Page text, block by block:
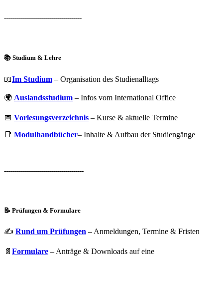
---------------------------------------
📚 Studium & Lehre
📖Im Studium – Organisation des Studienalltags
🌍 Auslandsstudium – Infos vom International Office
📅 Vorlesungsverzeichnis – Kurse & aktuelle Termine
📑 Modulhandbücher– Inhalte & Aufbau der Studiengänge
----------------------------------------
📝 Prüfungen & Formulare
✍️ Rund um Prüfungen – Anmeldungen, Termine & Fristen
📄 Formulare – Anträge & Downloads auf eine